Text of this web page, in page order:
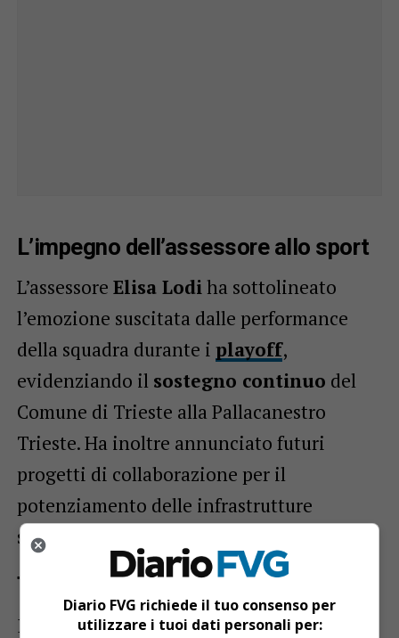
L’impegno dell’assessore allo sport
L’assessore Elisa Lodiha sottolineato
l’emozione suscitata dalle performance
della squadra durante i playoff,
evidenziando il sostegno continuo del
Comune di Trieste alla Pallacanestro
Trieste. Ha inoltre annunciato futuri
progetti di collaborazione per il
potenziamento delle infrastrutture
sportive cittadine.
Tributo alla storia e alla tradizione
Il sindaco Roberto Dipiazza ha ribadito
Diario FVG richiede il tuo consenso per
utilizzare i tuoi dati personali per: